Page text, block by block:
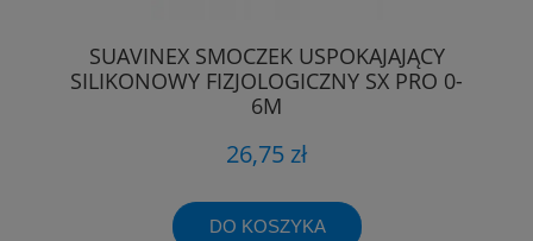
SUAVINEX SMOCZEK USPOKAJAJĄCY
SILIKONOWY FIZJOLOGICZNY SX PRO 0-
6M
26,75 zł
DO KOSZYKA